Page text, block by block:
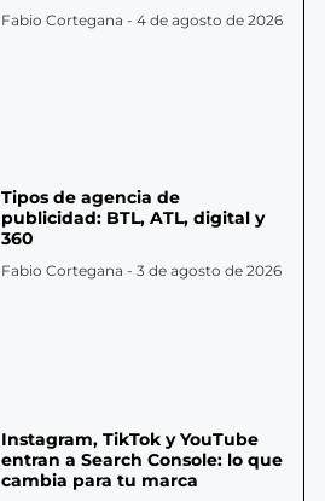
Fabio Cortegana 4 de agosto de 2026
Tipos de agencia de
publicidad: BTL, ATL, digital y
360
Fabio Cortegana 3 de agosto de 2026
Instagram, TikTok y YouTube
entran a Search Console: lo que
cambia para tu marca